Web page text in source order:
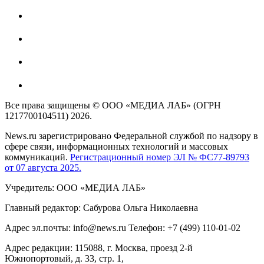
Все права защищены © ООО «МЕДИА ЛАБ» (ОГРН
1217700104511) 2026.
News.ru зарегистрировано Федеральной службой по надзору в
сфере связи, информационных технологий и массовых
коммуникаций. Регистрационный номер ЭЛ № ФС77-89793
от 07 августа 2025.
Учредитель: ООО «МЕДИА ЛАБ»
Главный редактор: Сабурова Ольга Николаевна
Адрес эл.почты: info@news.ru Телефон: +7 (499) 110-01-02
Адрес редакции: 115088, г. Москва, проезд 2-й
Южнопортовый, д. 33, стр. 1,